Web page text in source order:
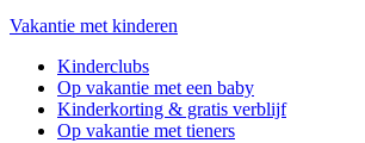
Vakantie met kinderen
Kinderclubs
Op vakantie met een baby
Kinderkorting & gratis verblijf
Op vakantie met tieners